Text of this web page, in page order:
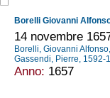
Borelli Giovanni
14 novembre
Borelli, Giovanni
Gassendi, Pierre, 1592-
Anno: 1657